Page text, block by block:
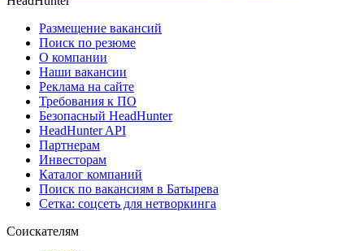
Размещение вакансий
Поиск по резюме
О компании
Наши вакансии
Реклама на сайте
Требования к ПО
Безопасный HeadHunter
HeadHunter API
Партнерам
Инвесторам
Каталог компаний
Поиск по вакансиям в Батырева
Сетка: соцсеть для нетворкинга
Соискателям